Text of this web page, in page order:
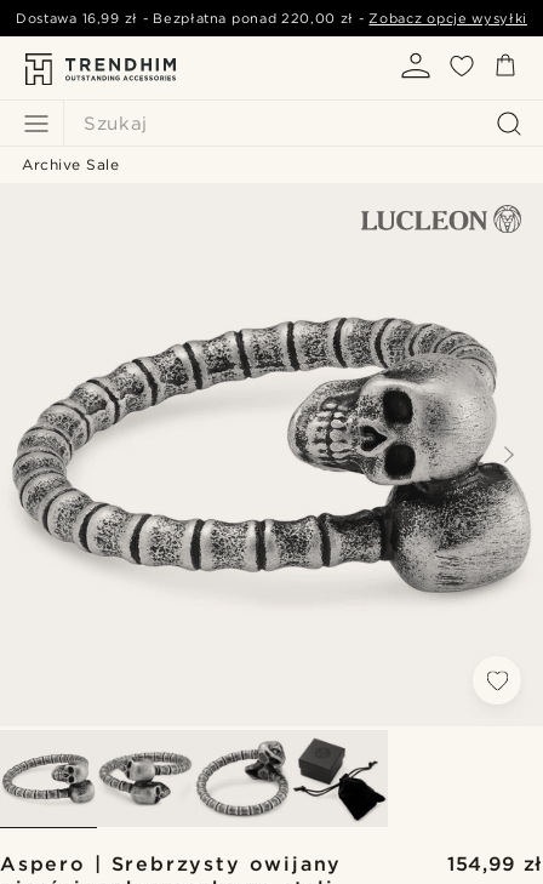
Szukaj
Dostawa 16,99 zł - Bezpłatna ponad220,00 zł -Zobacz opcje wysyłki
Archive Sale
Aspero | Srebrzysty owijany
154,99 zł